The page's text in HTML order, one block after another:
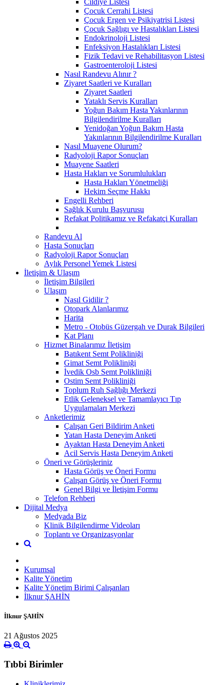
Çocuk Cerrahi Listesi
Çocuk Ergen ve Psikiyatrisi Listesi
Çocuk Sağlıgı ve Hastalıkları Listesi
Endokrinoloji Listesi
Enfeksiyon Hastalıkları Listesi
Fizik Tedavi ve Rehabilitasyon Listesi
Gastroenteroloji Listesi
Nasıl Randevu Alınır ?
Ziyaret Saatleri ve Kuralları
Ziyaret Saatleri
Yataklı Servis Kuralları
Yoğun Bakım Hasta Yakınlarının
Bilgilendirilme Kuralları
Yenidoğan Yoğun Bakım Hasta
Yakınlarının Bilgilendirilme Kuralları
Nasıl Muayene Olurum?
Radyoloji Rapor Sonuçları
Muayene Saatleri
Hasta Hakları ve Sorumlulukları
Hasta Hakları Yönetmeliği
Hekim Seçme Hakkı
Engelli Rehberi
Sağlık Kurulu Başvurusu
Refakat Politikamız ve Refakatçi Kuralları
Randevu Al
Hasta Sonuçları
Radyoloji Rapor Sonuçları
Aylık Personel Yemek Listesi
İletişim & Ulaşım
İletişim Bilgileri
Ulaşım
Nasıl Gidilir ?
Otopark Alanlarımız
Harita
Metro - Otobüs Güzergah ve Durak Bilgileri
Kat Planı
Hizmet Binalarımız İletişim
Batıkent Semt Polikliniği
Gimat Semt Polikliniği
İvedik Osb Semt Polikliniği
Ostim Semt Polikliniği
Toplum Ruh Sağlığı Merkezi
Etlik Geleneksel ve Tamamlayıcı Tıp
Uygulamaları Merkezi
Anketlerimiz
Çalışan Geri Bildirim Anketi
Yatan Hasta Deneyim Anketi
Ayaktan Hasta Deneyim Anketi
Acil Servis Hasta Deneyim Anketi
Öneri ve Görüşleriniz
Hasta Görüş ve Öneri Formu
Çalışan Görüş ve Öneri Formu
Genel Bilgi ve İletişim Formu
Telefon Rehberi
Dijital Medya
Medyada Biz
Klinik Bilgilendirme Videoları
Toplantı ve Organizasyonlar
Kurumsal
Kalite Yönetim
Kalite Yönetim Birimi Çalışanları
İlknur ŞAHİN
İlknur ŞAHİN
21 Ağustos 2025
Tıbbi Birimler